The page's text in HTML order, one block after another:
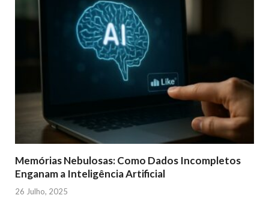
Memórias Nebulosas: Como Dados Incompletos
Enganam a Inteligência Artificial
26 Julho, 2025